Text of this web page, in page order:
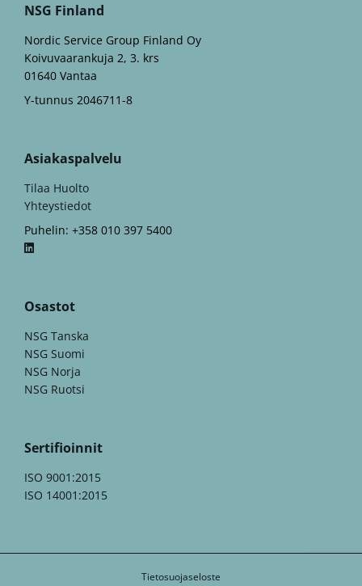
NSG Finland
Nordic Service Group Finland Oy
Koivuvaarankuja 2, 3. krs
01640 Vantaa
Y-tunnus 2046711-8
Asiakaspalvelu
Tilaa Huolto
Yhteystiedot
Puhelin: +358 010 397 5400
Osastot
NSG Tanska
NSG Suomi
NSG Norja
NSG Ruotsi
Sertifioinnit
ISO 9001:2015
ISO 14001:2015
Tietosuojaseloste